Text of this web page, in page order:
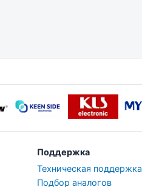
Поддержка
Техническая поддержка
Подбор аналогов